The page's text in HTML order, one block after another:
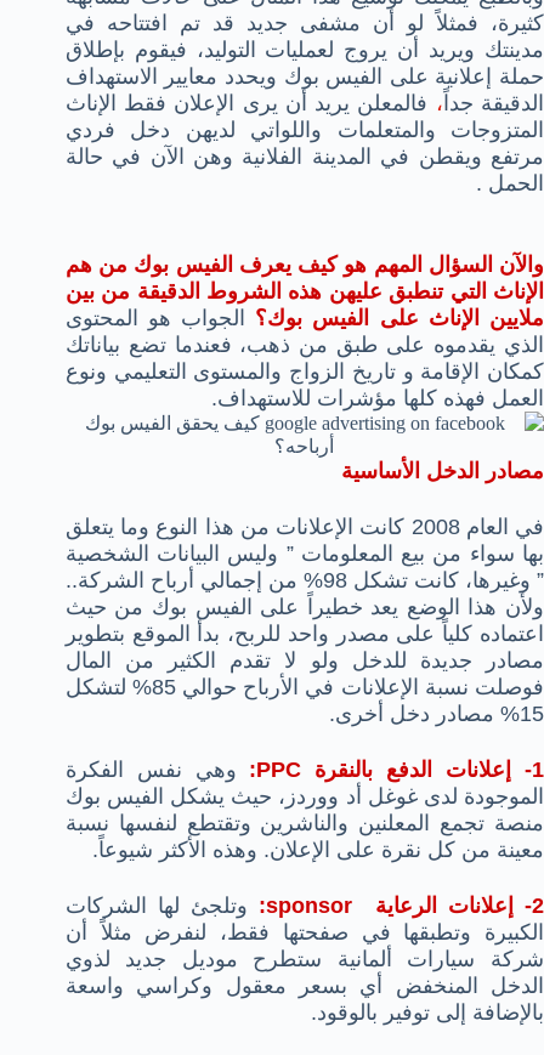
كثيرة، فمثلاً لو أن مشفى جديد قد تم افتتاحه في
مدينتك ويريد أن يروج لعمليات التوليد، فيقوم بإطلاق
حملة إعلانية على الفيس بوك ويحدد معايير الاستهداف
الدقيقة جداً ، فالمعلن يريد أن يرى الإعلان فقط الإناث
المتزوجات والمتعلمات واللواتي لديهن دخل فردي
مرتفع ويقطن في المدينة الفلانية وهن الآن في حالة
الحمل .
والآن السؤال المهم هو كيف يعرف الفيس بوك من هم
الإناث التي تنطبق عليهن هذه الشروط الدقيقة من بين
ملايين الإناث على الفيس بوك؟ الجواب هو المحتوى
الذي يقدموه على طبق من ذهب، فعندما تضع بياناتك
كمكان الإقامة و تاريخ الزواج والمستوى التعليمي ونوع
العمل فهذه كلها مؤشرات للاستهداف.
مصادر الدخل الأساسية
في العام 2008 كانت الإعلانات من هذا النوع وما يتعلق
بها سواء من بيع المعلومات ” وليس البيانات الشخصية
” وغيرها، كانت تشكل 98% من إجمالي أرباح الشركة..
ولأن هذا الوضع يعد خطيراً على الفيس بوك من حيث
اعتماده كلياً على مصدر واحد للربح، بدأ الموقع بتطوير
مصادر جديدة للدخل ولو لا تقدم الكثير من المال
فوصلت نسبة الإعلانات في الأرباح حوالي 85% لتشكل
15% مصادر دخل أخرى.
1- إعلانات الدفع بالنقرة PPC:
وهي نفس الفكرة
الموجودة لدى غوغل أد ووردز، حيث يشكل الفيس بوك
منصة تجمع المعلنين والناشرين وتقتطع لنفسها نسبة
معينة من كل نقرة على الإعلان. وهذه الأكثر شيوعاً.
2- إعلانات الرعاية sponsor:
وتلجئ لها الشركات
الكبيرة وتطبقها في صفحتها فقط، لنفرض مثلاً أن
شركة سيارات ألمانية ستطرح موديل جديد لذوي
الدخل المنخفض أي بسعر معقول وكراسي واسعة
بالإضافة إلى توفير بالوقود.